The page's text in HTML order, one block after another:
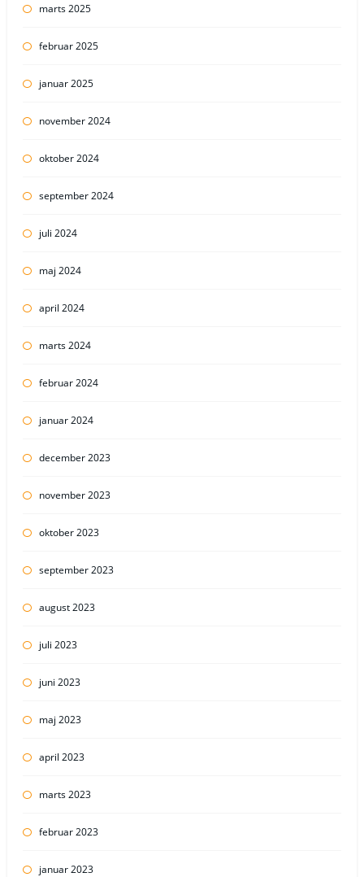
marts 2025
februar 2025
januar 2025
november 2024
oktober 2024
september 2024
juli 2024
maj 2024
april 2024
marts 2024
februar 2024
januar 2024
december 2023
november 2023
oktober 2023
september 2023
august 2023
juli 2023
juni 2023
maj 2023
april 2023
marts 2023
februar 2023
januar 2023